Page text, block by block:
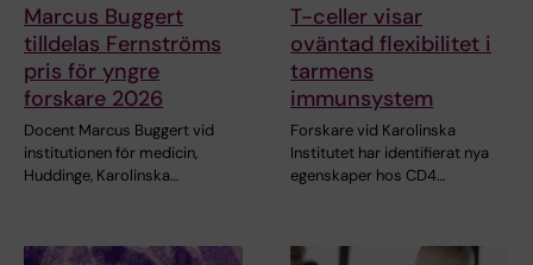
Marcus Buggert
tilldelas Fernströms
pris för yngre
forskare 2026
Docent Marcus Buggert vid
institutionen för medicin,
Huddinge, Karolinska…
T-celler visar
oväntad flexibilitet i
tarmens
immunsystem
Forskare vid Karolinska
Institutet har identifierat nya
egenskaper hos CD4…